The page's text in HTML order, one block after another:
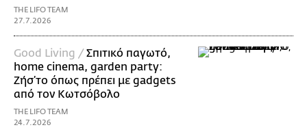
THE LIFO TEAM
27.7.2026
Good Living / Σπιτικό παγωτό,
home cinema, garden party:
Ζήσ’το όπως πρέπει με gadgets
από τον Κωτσόβολο
THE LIFO TEAM
24.7.2026